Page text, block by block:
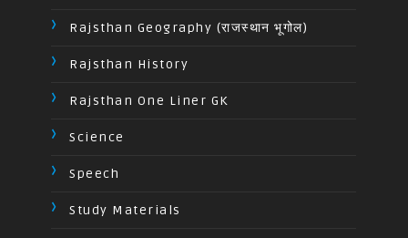
Rajsthan Geography (राजस्थान भूगोल)
Rajsthan History
Rajsthan One Liner GK
Science
Speech
Study Materials